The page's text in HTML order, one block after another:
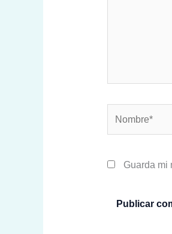
Guarda mi